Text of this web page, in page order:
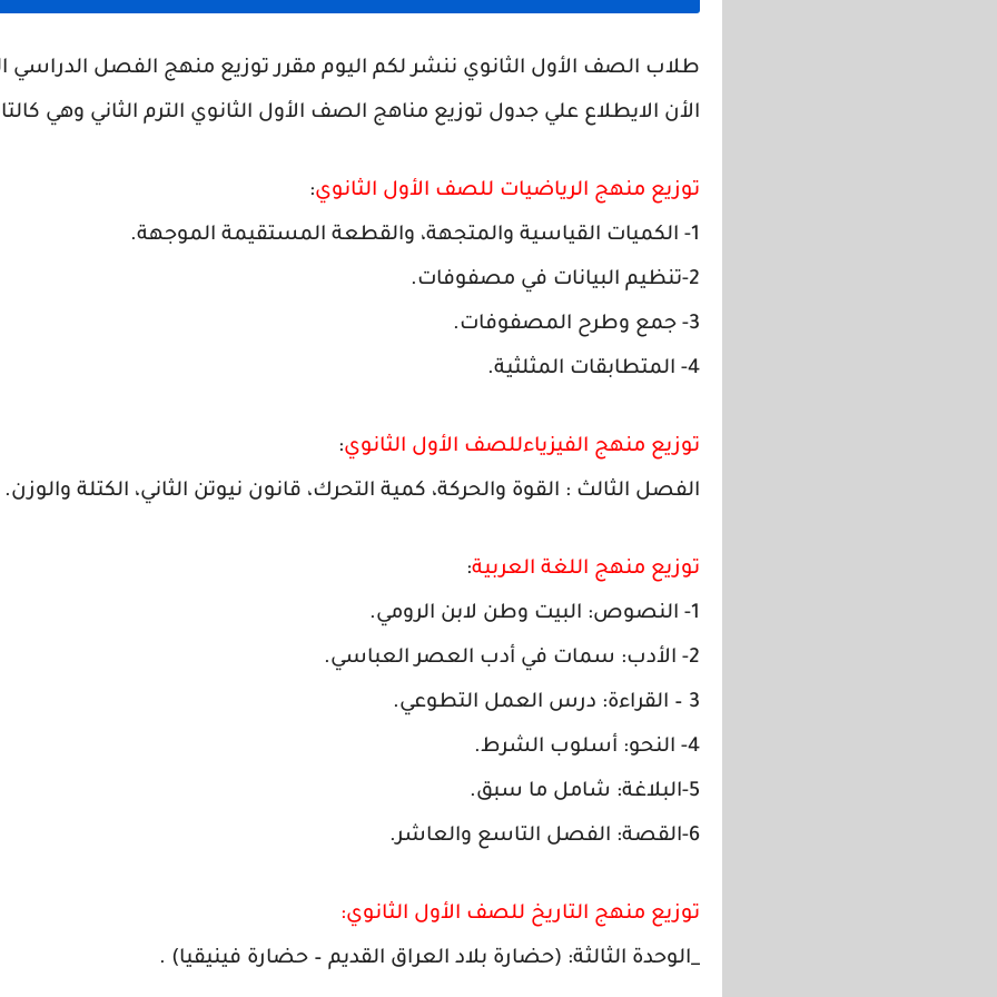
الأن الايطلاع علي جدول توزيع مناهج الصف الأول الثانوي الترم الثاني وهي
توزيع منهج الرياضيات للصف الأول الثانوي:
1- الكميات القياسية والمتجهة، والقطعة المستقيمة الموجهة.
2-تنظيم البيانات في مصفوفات.
3- جمع وطرح المصفوفات.
4- المتطابقات المثلثية.
توزيع منهج الفيزياءللصف الأول الثانوي:
الفصل الثالث : القوة والحركة، كمية التحرك، قانون نيوتن الثاني، الكتلة والوزن.
توزيع منهج اللغة العربية:
1- النصوص: البيت وطن لابن الرومي.
2- الأدب: سمات في أدب العصر العباسي.
3 – القراءة: درس العمل التطوعي.
4- النحو: أسلوب الشرط.
5-البلاغة: شامل ما سبق.
6-القصة: الفصل التاسع والعاشر.
توزيع منهج التاريخ للصف الأول الثانوي:
_الوحدة الثالثة: (حضارة بلاد العراق القديم – حضارة فينيقيا) .